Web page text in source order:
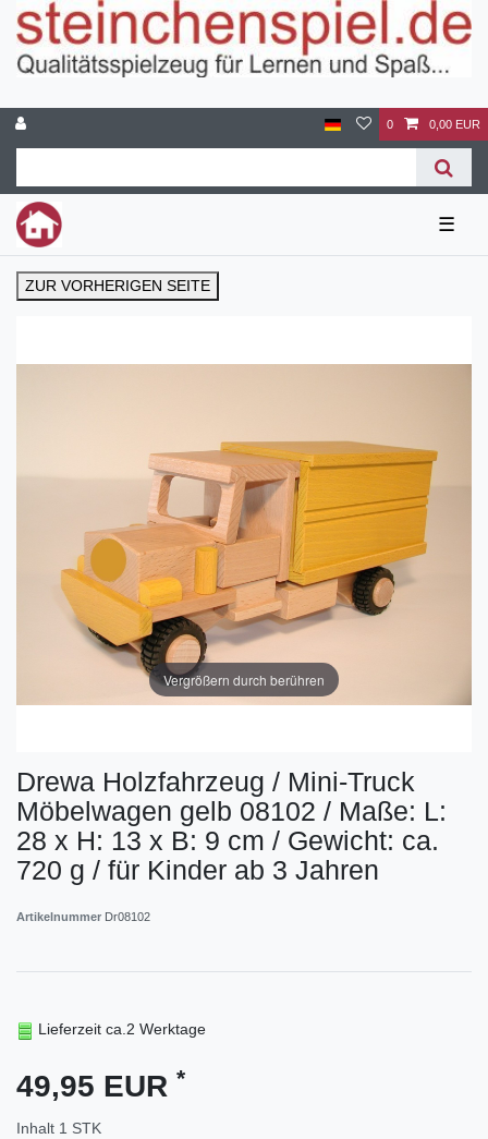
0 0,00 EUR
☰
ZUR VORHERIGEN SEITE
Vergrößern durch berühren
Drewa Holzfahrzeug / Mini-Truck
Möbelwagen gelb 08102 / Maße: L:
28 x H: 13 x B: 9 cm / Gewicht: ca.
720 g / für Kinder ab 3 Jahren
Artikelnummer Dr08102
Lieferzeit ca.2 Werktage
49,95 EUR *
Inhalt 1 STK